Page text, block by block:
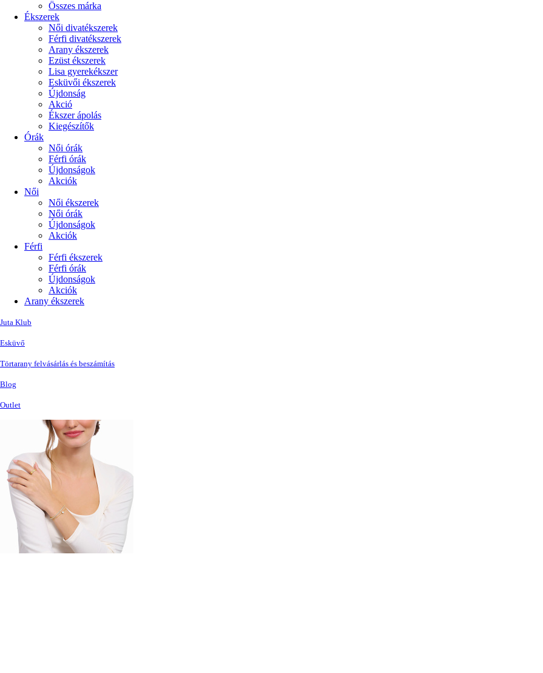
Összes márka
Ékszerek
Női divatékszerek
Férfi divatékszerek
Arany ékszerek
Ezüst ékszerek
Lisa gyerekékszer
Esküvői ékszerek
Újdonság
Akció
Ékszer ápolás
Kiegészítők
Órák
Női órák
Férfi órák
Újdonságok
Akciók
Női
Női ékszerek
Női órák
Újdonságok
Akciók
Férfi
Férfi ékszerek
Férfi órák
Újdonságok
Akciók
Arany ékszerek
Juta Klub
Esküvő
Törtarany felvásárlás és beszámítás
Blog
Outlet